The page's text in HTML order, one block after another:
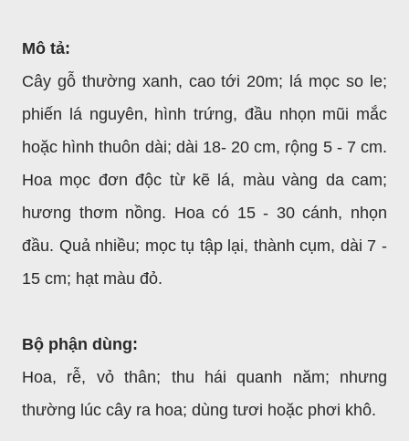
Mô tả:
Cây gỗ thường xanh, cao tới 20m; lá mọc so le;
phiến lá nguyên, hình trứng, đầu nhọn mũi mắc
hoặc hình thuôn dài; dài 18- 20 cm, rộng 5 - 7 cm.
Hoa mọc đơn độc từ kẽ lá, màu vàng da cam;
hương thơm nồng. Hoa có 15 - 30 cánh, nhọn
đầu. Quả nhiều; mọc tụ tập lại, thành cụm, dài 7 -
15 cm; hạt màu đỏ.
Bộ phận dùng:
Hoa, rễ, vỏ thân; thu hái quanh năm; nhưng
thường lúc cây ra hoa; dùng tươi hoặc phơi khô.